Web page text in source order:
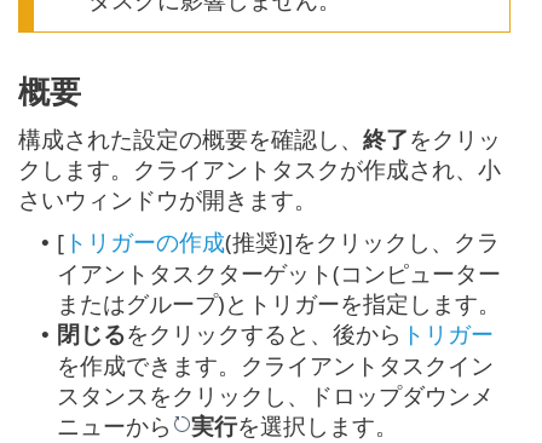
概要
構成された設定の概要を確認し、 終了をクリッ
クします。クライアントタスクが作成され、小
さいウィンドウが開きます。
• [ トリガーの作成(推奨)]をクリックし、クラ
イアントタスクターゲット(コンピューター
またはグループ)とトリガーを指定します。
• 閉じるをクリックすると、後から トリガー
を作成できます。クライアントタスクイン
スタンスをクリックし、ドロップダウンメ
ニューから
実行を選択します。